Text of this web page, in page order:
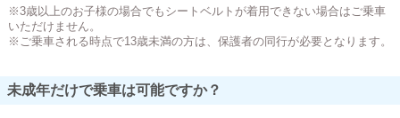
※3歳以上のお子様の場合でもシートベルトが着用できない場合はご乗車
いただけません。
※ご乗車される時点で13歳未満の方は、保護者の同行が必要となります。
未成年だけで乗車は可能ですか？